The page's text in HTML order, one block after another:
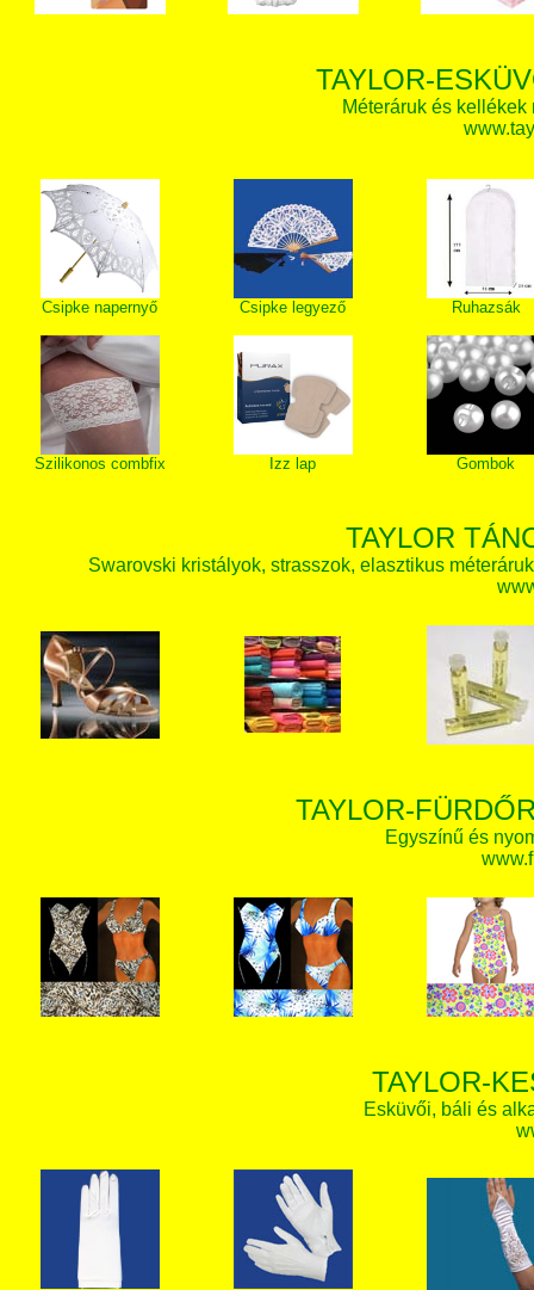
TAYLOR-
Méteráruk és
Csipke napernyő Csipke legyező Ruhazsák
Szilikonos combfix Izz lap Gombok
TAYLOR
Swarovski kristályok, strasszok, elasztikus
TAYLOR-
Egyszínű és
TAYLOR-
Esküvői, báli és